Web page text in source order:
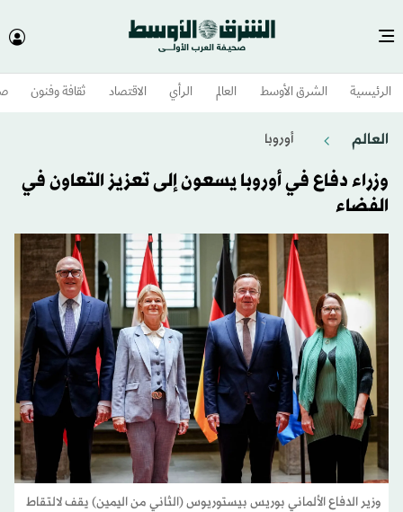
الرئيسية الشرق الأوسط​ العالم الرأي الاقتصاد ثقافة وفنون
العالم أوروبا
وزراء دفاع في أوروبا يسعون إلى تعزيز التعاون في
الفضاء
وزير الدفاع الألماني بوريس بيستوريوس (الثاني من اليمين) يقف لالتقاط